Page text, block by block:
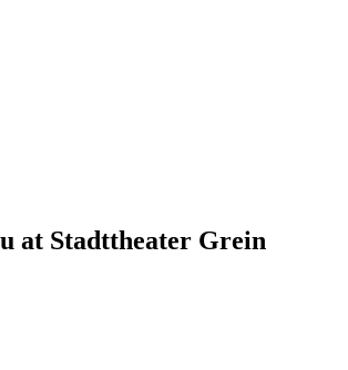
at Stadttheater Grein